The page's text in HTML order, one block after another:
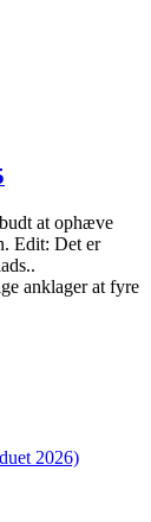
at ophæve
Edit: Det er
anklager at fyre
2026)